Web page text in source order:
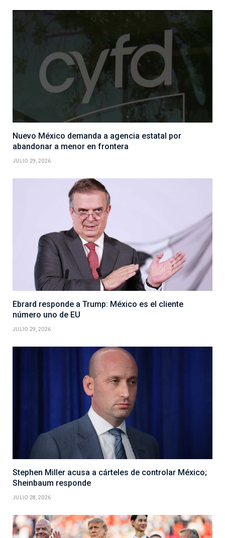
Nuevo México demanda a agencia estatal por
abandonar a menor en frontera
JULIO 29, 2026
Ebrard responde a Trump: México es el cliente
número uno de EU
JULIO 29, 2026
Stephen Miller acusa a cárteles de controlar México;
Sheinbaum responde
JULIO 28, 2026